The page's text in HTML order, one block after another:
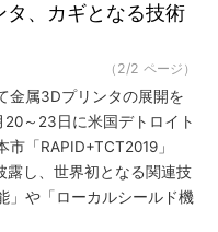
タ、カギとなる技術
（2/2 ページ）
金属3Dプリンタの展開を
～23日に米国デトロイト
「RAPID+TCT2019」
露し、世界初となる関連技
」や「ローカルシールド機